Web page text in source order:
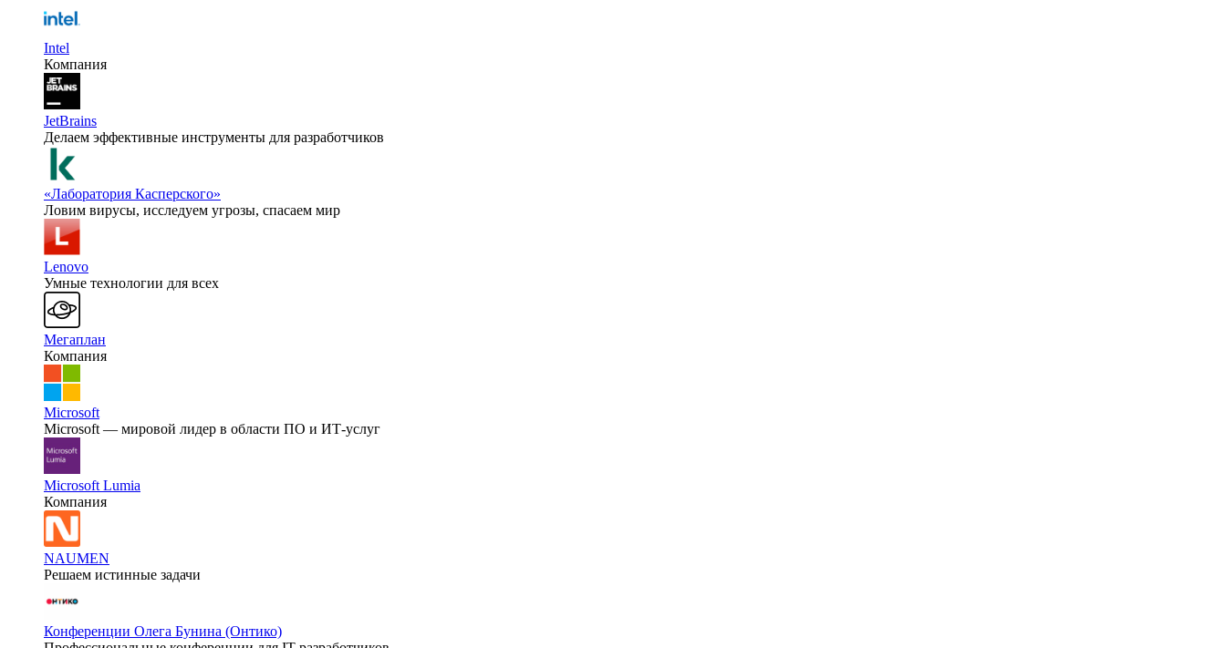
Intel
Компания
JetBrains
Делаем эффективные инструменты для разработчиков
«Лаборатория Касперского»
Ловим вирусы, исследуем угрозы, спасаем мир
Lenovo
Умные технологии для всех
Мегаплан
Компания
Microsoft
Microsoft — мировой лидер в области ПО и ИТ-услуг
Microsoft Lumia
Компания
NAUMEN
Решаем истинные задачи
Конференции Олега Бунина (Онтико)